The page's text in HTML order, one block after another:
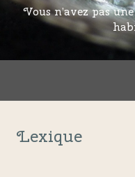
Vous n’avez pas
Lexique